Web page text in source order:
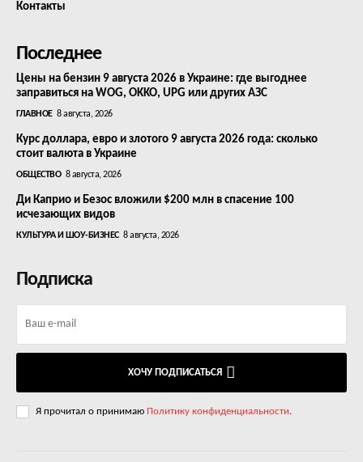
Контакты
Последнее
Цены на бензин 9 августа 2026 в Украине: где выгоднее
заправиться на WOG, OKKO, UPG или других АЗС
ГЛАВНОЕ 8 августа, 2026
Курс доллара, евро и злотого 9 августа 2026 года: сколько
стоит валюта в Украине
ОБЩЕСТВО 8 августа, 2026
Ди Каприо и Безос вложили $200 млн в спасение 100
исчезающих видов
КУЛЬТУРА И ШОУ-БИЗНЕС 8 августа, 2026
Подписка
ХОЧУ ПОДПИСАТЬСЯ
Я прочитал о принимаю Политику конфиденциальности.